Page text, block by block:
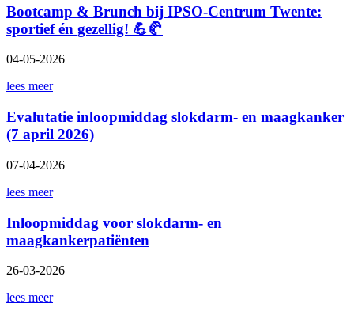
Bootcamp & Brunch bij IPSO-Centrum Twente:
sportief én gezellig! 💪🥐
04-05-2026
lees meer
Evalutatie inloopmiddag slokdarm- en maagkanker
(7 april 2026)
07-04-2026
lees meer
Inloopmiddag voor slokdarm- en
maagkankerpatiënten
26-03-2026
lees meer